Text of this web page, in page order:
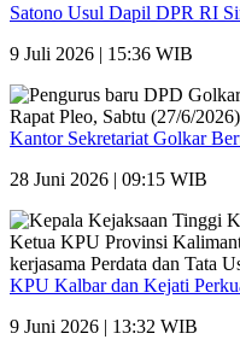
Satono Usul Dapil DPR RI
9 Juli 2026 | 15:36 WIB
Kantor Sekretariat Golkar
28 Juni 2026 | 09:15 WIB
KPU Kalbar dan Kejati
9 Juni 2026 | 13:32 WIB